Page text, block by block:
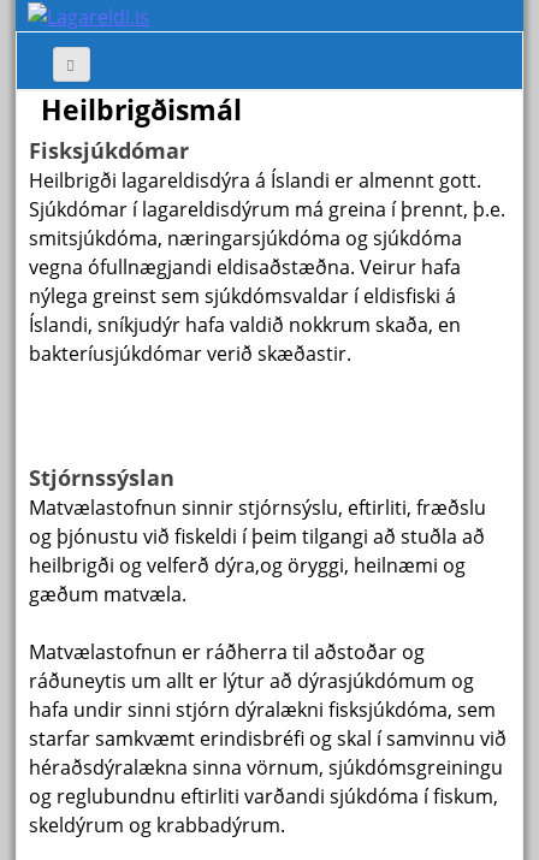
Heilbrigðismál
Fisksjúkdómar
Heilbrigði lagareldisdýra á Íslandi er almennt gott.
Sjúkdómar í lagareldisdýrum má greina í þrennt, þ.e.
smitsjúkdóma, næringarsjúkdóma og sjúkdóma
vegna ófullnægjandi eldisaðstæðna. Veirur hafa
nýlega greinst sem sjúkdómsvaldar í eldisfiski á
Íslandi, sníkjudýr hafa valdið nokkrum skaða, en
bakteríusjúkdómar verið skæðastir.
Stjórnssýslan
Matvælastofnun sinnir stjórnsýslu, eftirliti, fræðslu
og þjónustu við fiskeldi í þeim tilgangi að stuðla að
heilbrigði og velferð dýra,og öryggi, heilnæmi og
gæðum matvæla.
Matvælastofnun er ráðherra til aðstoðar og
ráðuneytis um allt er lýtur að dýrasjúkdómum og
hafa undir sinni stjórn dýralækni fisksjúkdóma, sem
starfar samkvæmt erindisbréfi og skal í samvinnu við
héraðsdýralækna sinna vörnum, sjúkdómsgreiningu
og reglubundnu eftirliti varðandi sjúkdóma í fiskum,
skeldýrum og krabbadýrum.